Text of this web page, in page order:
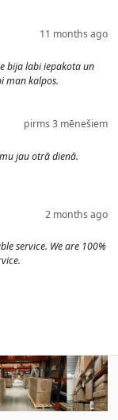
11 months ago
bija labi iepakota un
man kalpos.
pirms 3 mēnešiem
jau otrā dienā.
2 months ago
service. We are 100%